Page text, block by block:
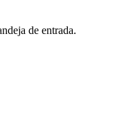
de entrada.